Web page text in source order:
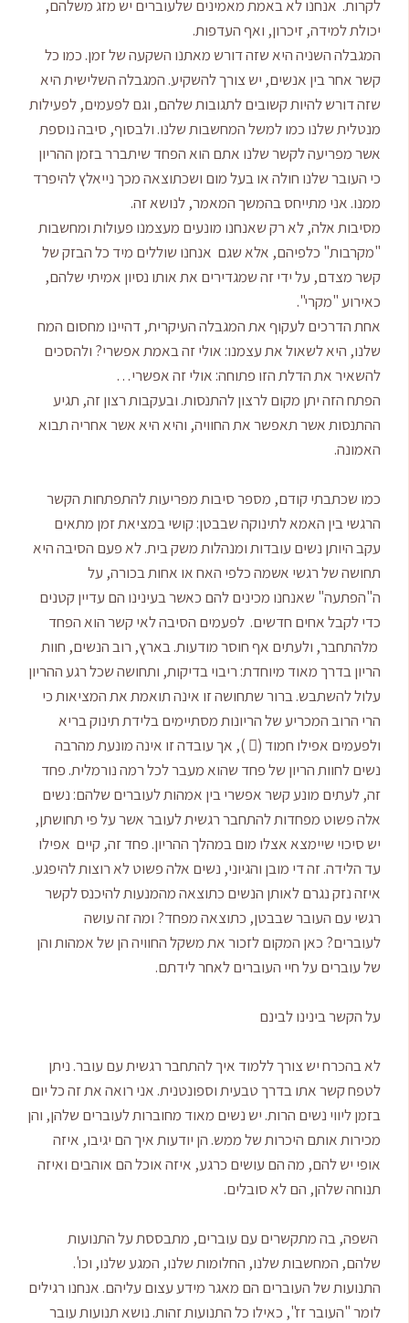
לקרות. אנחנו לא באמת מאמינים שלעוברים יש מזג משלהם,
יכולת למידה, זיכרון, ואף העדפות.
המגבלה השניה היא שזה דורש מאתנו השקעה של זמן. כמו כל
קשר אחר בין אנשים, יש צורך להשקיע. המגבלה השלישית היא
שזה דורש להיות קשובים לתגובות שלהם, וגם לפעמים, לפעילות
מנטלית שלנו כמו למשל המחשבות שלנו. ולבסוף, סיבה נוספת
אשר מפריעה לקשר שלנו אתם הוא הפחד שיתברר בזמן ההריון
כי העובר שלנו חולה או בעל מום ושכתוצאה מכך נייאלץ להיפרד
ממנו. אני מתייחס בהמשך המאמר, לנושא זה.
מסיבות אלה, לא רק שאנחנו מונעים מעצמנו פעולות ומחשבות
"מקרבות" כלפיהם, אלא שגם אנחנו שוללים מיד כל הבזק של
קשר מצדם, על ידי זה שמגדירים את אותו נסיון אמיתי שלהם,
כאירוע "מקרי".
אחת הדרכים לעקוף את המגבלה העיקרית, דהיינו מחסום המח
שלנו, היא לשאול את עצמנו: אולי זה באמת אפשרי? ולהסכים
להשאיר את הדלת הזו פתוחה: אולי זה אפשרי…
הפתח הזה יתן מקום לרצון להתנסות. ובעקבות רצון זה, תגיע
ההתנסות אשר תאפשר את החוויה, והיא היא אשר אחריה תבוא
האמונה.
כמו שכתבתי קודם, מספר סיבות מפריעות להתפתחות הקשר
הרגשי בין האמא לתינוקה שבבטן: קושי במציאת זמן מתאים
עקב היותן נשים עובדות ומנהלות משק בית. לא פעם הסיבה היא
תחושה של רגשי אשמה כלפי האח או אחות בכורה, על
ה"הפתעה" שאנחנו מכינים להם כאשר בעינינו הם עדיין קטנים
כדי לקבל אחים חדשים. לפעמים הסיבה לאי קשר הוא הפחד
מלהתחבר, ולעתים אף חוסר מודעות. בארץ, רוב הנשים, חוות
הריון בדרך מאוד מיוחדת: ריבוי בדיקות, ותחושה שכל רגע ההריון
עלול להשתבש. ברור שתחושה זו אינה תואמת את המציאות כי
הרי הרוב המכריע של הריונות מסתיימים בלידת תינוק בריא
ולפעמים אפילו חמוד ( ), אך עובדה זו אינה מונעת מהרבה
נשים לחוות הריון של פחד שהוא מעבר לכל רמה נורמלית. פחד
זה, לעתים מונע קשר אפשרי בין אמהות לעוברים שלהם: נשים
אלה פשוט מפחדות להתחבר רגשית לעובר אשר על פי תחושתן,
יש סיכוי שיימצא אצלו מום במהלך ההריון. פחד זה, קיים אפילו
עד הלידה. זה די מובן והגיוני, נשים אלה פשוט לא רוצות להיפגע.
איזה נזק נגרם לאותן הנשים כתוצאה מהמנעות להיכנס לקשר
רגשי עם העובר שבבטן, כתוצאה מפחד? ומה זה עושה
לעוברים? כאן המקום לזכור את משקל החוויה הן של אמהות והן
של עוברים על חיי העוברים לאחר לידתם.
על הקשר בינינו לבינם
לא בהכרח יש צורך ללמוד איך להתחבר רגשית עם עובר. ניתן
לטפח קשר אתו בדרך טבעית וספונטנית. אני רואה את זה כל יום
בזמן ליווי נשים הרות. יש נשים מאוד מחוברות לעוברים שלהן, והן
מכירות אותם היכרות של ממש. הן יודעות איך הם יגיבו, איזה
אופי יש להם, מה הם עושים כרגע, איזה אוכל הם אוהבים ואיזה
תנוחה שלהן, הם לא סובלים.
השפה, בה מתקשרים עם עוברים, מתבססת על התנועות
שלהם, המחשבות שלנו, החלומות שלנו, המגע שלנו, וכו'.
התנועות של העוברים הם מאגר מידע עצום עליהם. אנחנו רגילים
לומר "העובר זז", כאילו כל התנועות זהות. נושא תנועות עובר